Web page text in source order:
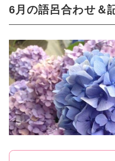
6月の語呂合わせ＆